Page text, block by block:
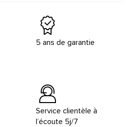
5 ans de garantie
Service clientèle à
l’écoute 5j/7